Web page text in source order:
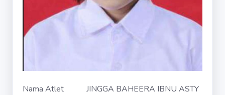
Nama Atlet JINGGA BAHEERA IBNU ASTY